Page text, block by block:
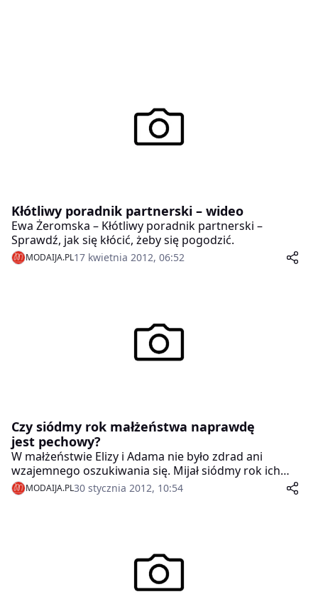
Kłótliwy poradnik partnerski – wideo
Ewa Żeromska – Kłótliwy poradnik partnerski –
Sprawdź, jak się kłócić, żeby się pogodzić.
MODAIJA.PL17 kwietnia 2012, 06:52
Czy siódmy rok małżeństwa naprawdę
jest pechowy?
W małżeństwie Elizy i Adama nie było zdrad ani
wzajemnego oszukiwania się. Mijał siódmy rok ich
małżeństwa i oboje po prostu doszli do wniosku, że
wspólna małżeńska droga zaprowadziła ich w ślepą
MODAIJA.PL30 stycznia 2012, 10:54